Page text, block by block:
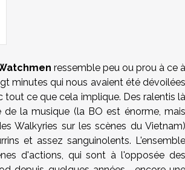
ressemble peu ou prou à ce à
minutes qui nous avaient été dévoilées
tout ce que cela implique. Des ralentis là
la musique (la BO est énorme, mais
Walkyries sur les scènes du Vietnam)
et assez sanguinolents. L'ensemble
d'actions, qui sont à l'opposée des